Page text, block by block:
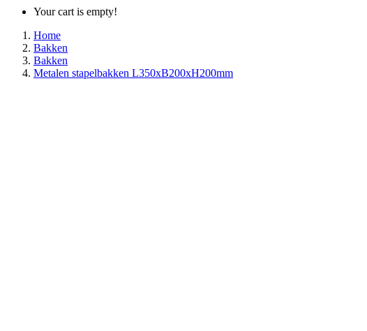
Your cart is empty!
Home
Bakken
Bakken
Metalen stapelbakken L350xB200xH200mm